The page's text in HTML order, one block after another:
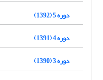
دوره 5 (1392)
دوره 4 (1391)
دوره 3 (1390)